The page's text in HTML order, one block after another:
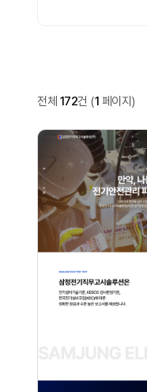
포트폴리오
전체 172건 (1 페이지)
포트폴리오 목록